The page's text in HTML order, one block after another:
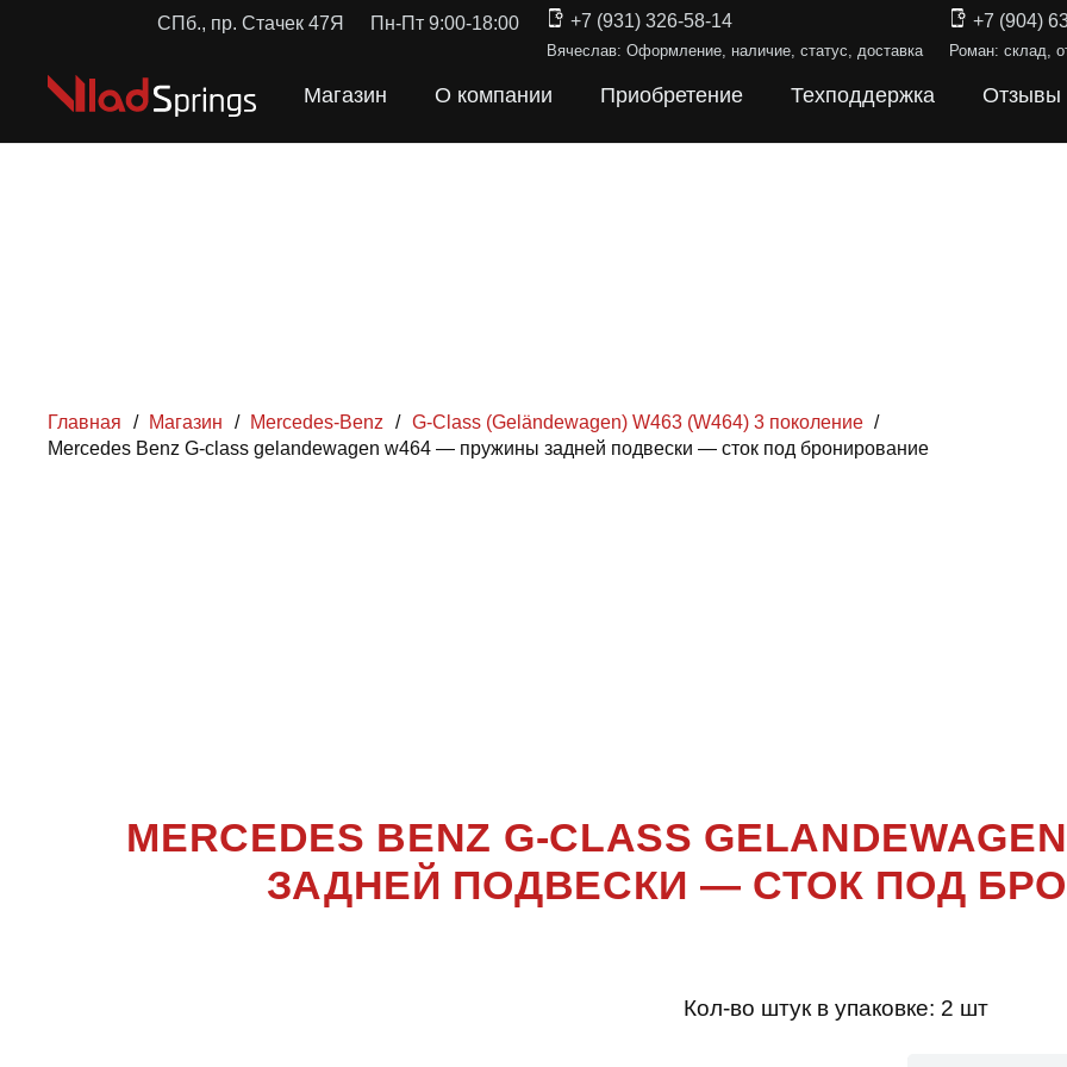
СПб., пр. Стачек 47Я Пн-Пт 9:00-18:00 +7 (931) 326-58-14
Вячеслав: Оформление, наличие, статус, доставка
+7 (904)
Роман: склад,
Магазин О компании Приобретение Техподдержка Отзывы
Главная / Магазин / Mercedes-Benz / G-Class (Geländewagen) W463 (W464) 3 поколение /
Mercedes Benz G-class gelandewagen w464 — пружины задней подвески — сток под бронирование
W463 (W464) 3
MERCEDES BENZ G-CLASS
ЗАДНЕЙ ПОДВЕСКИ — СТОК ПОД
Кол-во штук в упаковке: 2 шт